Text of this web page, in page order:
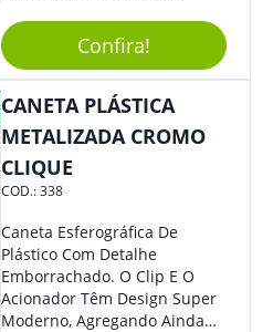
Brinde Para Representar Sua
Marca. Dimensões: 1.6 Cm X
14 Cm X 1.6 Cm
Confira!
CANETA PLÁSTICA
METALIZADA CROMO
CLIQUE
COD.:338
Caneta Esferográfica De
Plástico Com Detalhe
Emborrachado. O Clip E O
Acionador Têm Design Super
Moderno, Agregando Ainda